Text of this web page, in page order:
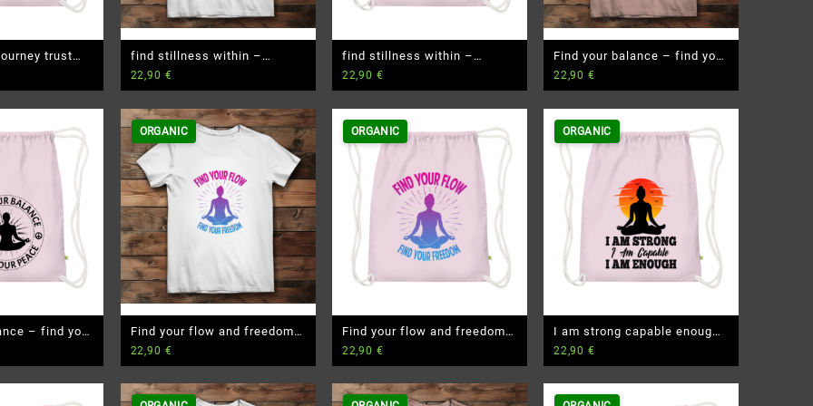
trust
Bio
find stillness within –
Damen Premium Bio T-Shirt
22,90 €
find stillness within –
Premium Bio Turnbeutel
22,90 €
Find your balance – find your
peace – Damen Premium Bio
22,90 €
– find your
Bio
ORGANIC
Find your flow and freedom
– Damen Premium Bio T-
22,90 €
ORGANIC
Find your flow and freedom
– Premium Bio Turnbeutel
22,90 €
ORGANIC
I am strong capable enough
– Premium Bio Turnbeutel
22,90 €